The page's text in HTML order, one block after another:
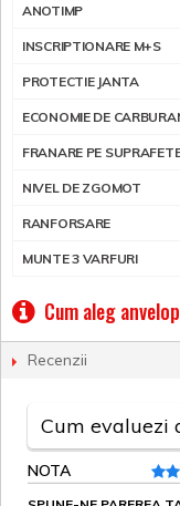
ANOTIMP
INSCRIPTIONARE M+S
PROTECTIE JANTA
ECONOMIE DE
FRANARE PE
NIVEL DE ZGOMOT
RANFORSARE
MUNTE 3 VARFURI
Cum aleg
Recenzii
Cum evaluezi
NOTA